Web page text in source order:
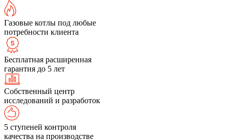
Газовые котлы под любые
потребности клиента
Бесплатная расширенная
гарантия до 5 лет
Собственный центр
исследований и разработок
5 ступеней контроля
качества на производстве